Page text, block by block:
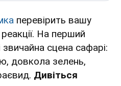
перевірить вашу
На перший
сцена сафарі:
довкола зелень,
Дивіться